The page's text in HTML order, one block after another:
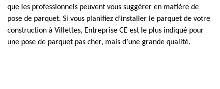
que les professionnels peuvent vous suggérer en matière de
pose de parquet. Si vous planifiez d’installer le parquet de votre
construction à Villettes, Entreprise CE est le plus indiqué pour
une pose de parquet pas cher, mais d’une grande qualité.